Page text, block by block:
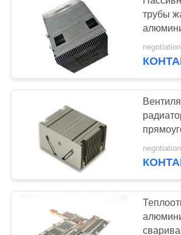
источником
механизмом
Skiving
трубы
СИД